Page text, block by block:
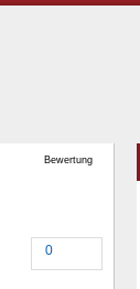
Bewertung
0